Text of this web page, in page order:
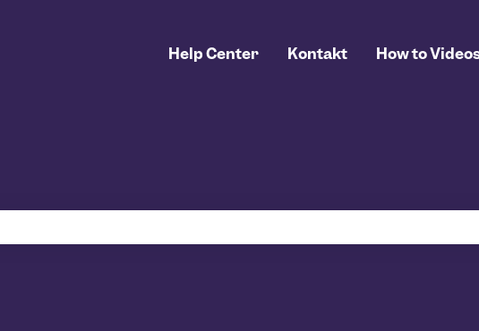
Help Center Kontakt How to